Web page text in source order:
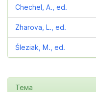
Chechel, A., ed.
Zharova, L., ed.
Śleziak, M., ed.
Тема